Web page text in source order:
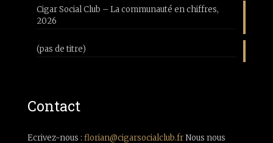
Cigar Social Club – La communauté en chiffres,
2026
(pas de titre)
Contact
Ecrivez-nous : florian@cigarsocialclub.frNous nous